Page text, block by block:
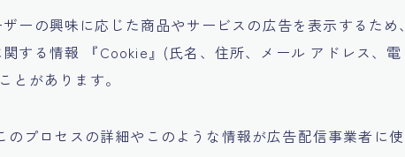
ーの興味に応じた商品やサービスの広告を表示するため、
する情報 『Cookie』(氏名、住所、メール アドレス、電
とがあります。
プロセスの詳細やこのような情報が広告配信事業者に使